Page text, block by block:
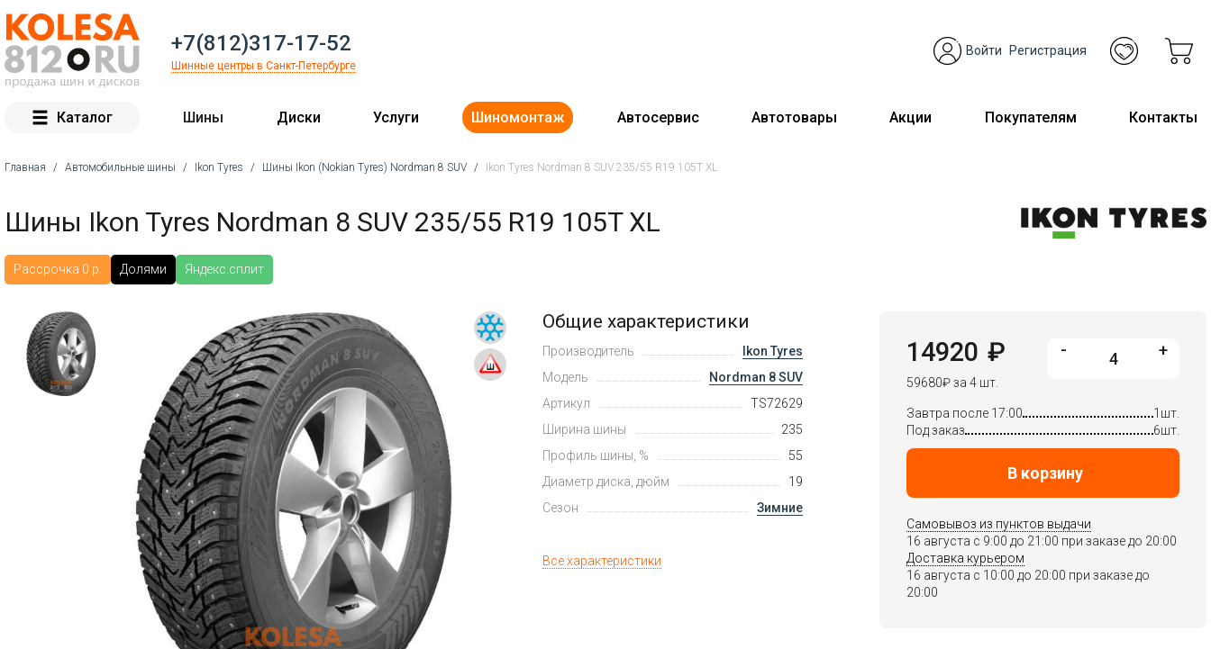
+7(812)317-17-52
Шинные центры в Санкт-Петербурге
Войти Регистрация
Каталог Шины Диски Услуги Шиномонтаж Автосервис Автотовары Акции Покупателям Контакты
Главная / Автомобильные шины / Ikon Tyres / Шины Ikon (Nokian Tyres) Nordman 8 SUV / Ikon Tyres Nordman 8 SUV 235/55 R19 105T XL
Шины Ikon Tyres Nordman 8 SUV 235/55 R19 105T XL
Рассрочка 0 р. Долями Яндекс.сплит
Общие характеристики
Производитель
Ikon Tyres
Модель
Nordman 8 SUV
Артикул
TS72629
Ширина шины
235
Профиль шины, %
55
Диаметр диска, дюйм
19
Сезон
Зимние
Все характеристики
14920 ₽
59680₽за 4 шт.
- +
Завтра после 17:00
1шт.
Под заказ
6шт.
В корзину
Самовывоз из пунктов выдачи
16 августа c 9:00 до 21:00 при заказе до 20:00
Доставка курьером
16 августа c 10:00 до 20:00 при заказе до
20:00